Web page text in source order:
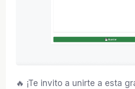
🔥 ¡Te invito a unirte a esta